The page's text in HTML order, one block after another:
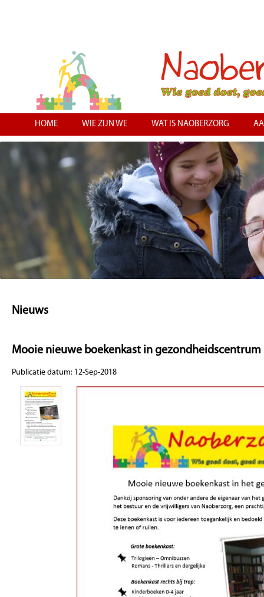
HOME WIE ZIJN WE WAT IS NAOBERZORG
Nieuws
Mooie nieuwe boekenkast in gezondheidscentrum
Publicatie datum: 12-Sep-2018